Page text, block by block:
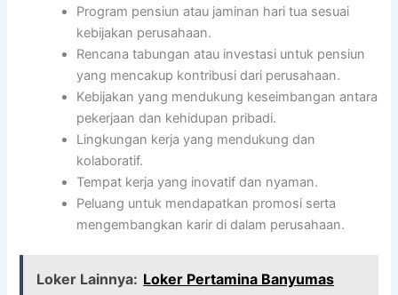
Program pensiun atau jaminan hari tua sesuai
kebijakan perusahaan.
Rencana tabungan atau investasi untuk pensiun
yang mencakup kontribusi dari perusahaan.
Kebijakan yang mendukung keseimbangan antara
pekerjaan dan kehidupan pribadi.
Lingkungan kerja yang mendukung dan
kolaboratif.
Tempat kerja yang inovatif dan nyaman.
Peluang untuk mendapatkan promosi serta
mengembangkan karir di dalam perusahaan.
Loker Lainnya: Loker Pertamina Banyumas